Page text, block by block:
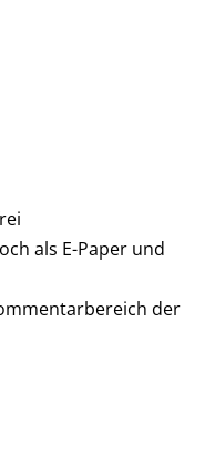
als E-Paper und
der